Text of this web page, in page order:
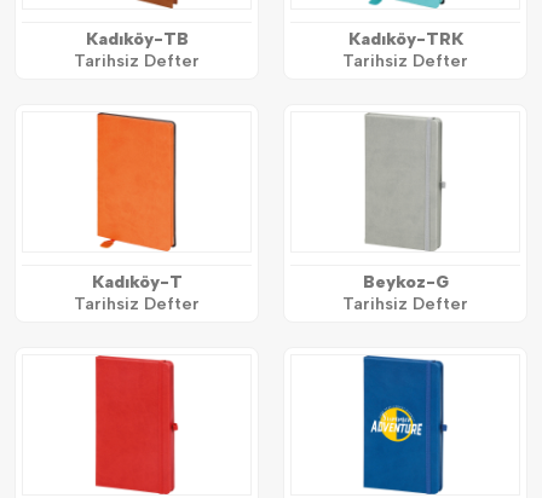
Kadıköy-TB
Tarihsiz Defter
Kadıköy-TRK
Tarihsiz Defter
Kadıköy-T
Tarihsiz Defter
Beykoz-G
Tarihsiz Defter